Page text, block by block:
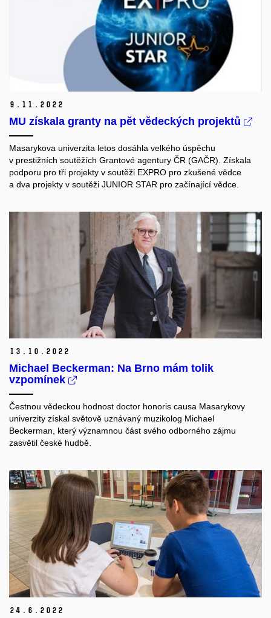
9. 11. 2022
MU získala granty na pět vědeckých projektů
Masarykova univerzita letos dosáhla velkého úspěchu
v prestižních soutěžích Grantové agentury ČR (GAČR). Získala
podporu pro tři projekty v soutěži EXPRO pro zkušené vědce
a dva projekty v soutěži JUNIOR STAR pro začínající vědce.
13. 10. 2022
Michael Beckerman: Na Brno mám tolik
vzpomínek
Čestnou vědeckou hodnost doctor honoris causa Masarykovy
univerzity získal světově uznávaný muzikolog Michael
Beckerman, který významnou část svého odborného zájmu
zasvětil české hudbě.
24. 6. 2022